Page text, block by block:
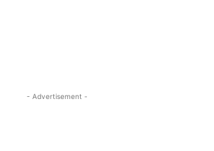
- Advertisement -